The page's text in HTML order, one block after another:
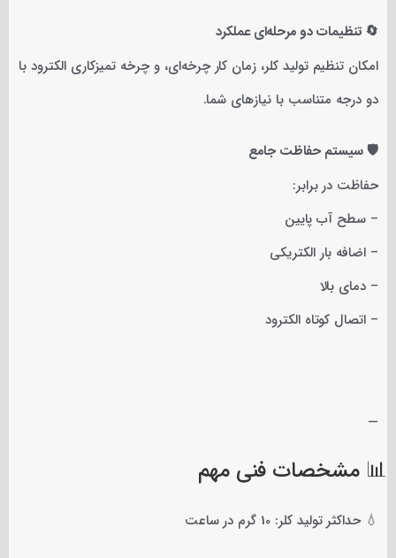
🔄 تنظیمات دو مرحله‌ای عملکرد
امکان تنظیم تولید کلر، زمان کار چرخه‌ای، و چرخه تمیزکاری الکترود با
دو درجه متناسب با نیازهای شما.
🛡️ سیستم حفاظت جامع
حفاظت در برابر:
– سطح آب پایین
– اضافه بار الکتریکی
– دمای بالا
– اتصال کوتاه الکترود
—
📊 مشخصات فنی مهم
💧 حداکثر تولید کلر: 10 گرم در ساعت